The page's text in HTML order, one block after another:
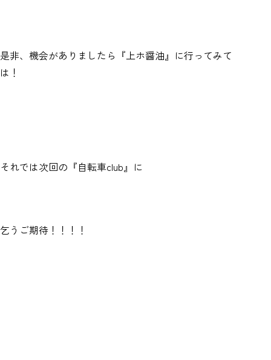
是非、機会がありましたら『上ホ醤油』に行ってみて
は！
それでは次回の『自転車club』に
乞うご期待！！！！